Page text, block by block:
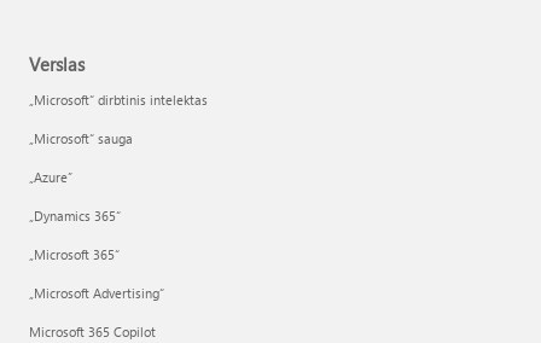
Verslas
„Microsoft“ dirbtinis intelektas
„Microsoft“ sauga
„Azure”
„Dynamics 365“
„Microsoft 365“
„Microsoft Advertising“
Microsoft 365 Copilot